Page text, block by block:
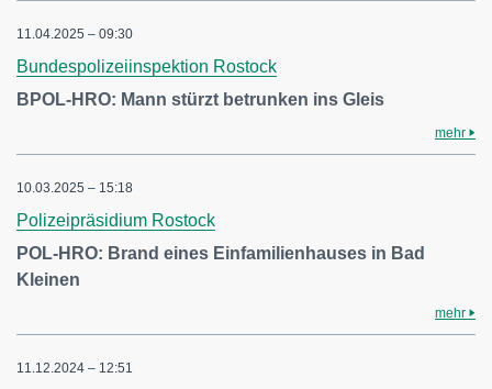
11.04.2025 – 09:30
Bundespolizeiinspektion Rostock
BPOL-HRO: Mann stürzt betrunken ins Gleis
mehr
10.03.2025 – 15:18
Polizeipräsidium Rostock
POL-HRO: Brand eines Einfamilienhauses in Bad
Kleinen
mehr
11.12.2024 – 12:51